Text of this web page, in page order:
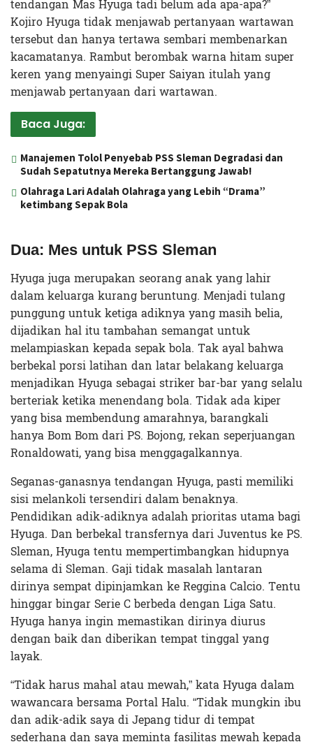
tendangan Mas Hyuga tadi belum ada apa-apa?”
Kojiro Hyuga tidak menjawab pertanyaan wartawan
tersebut dan hanya tertawa sembari membenarkan
kacamatanya. Rambut berombak warna hitam super
keren yang menyaingi Super Saiyan itulah yang
menjawab pertanyaan dari wartawan.
Baca Juga:
Manajemen Tolol Penyebab PSS Sleman Degradasi dan
Sudah Sepatutnya Mereka Bertanggung Jawab!
Olahraga Lari Adalah Olahraga yang Lebih “Drama”
ketimbang Sepak Bola
Dua: Mes untuk PSS Sleman
Hyuga juga merupakan seorang anak yang lahir
dalam keluarga kurang beruntung. Menjadi tulang
punggung untuk ketiga adiknya yang masih belia,
dijadikan hal itu tambahan semangat untuk
melampiaskan kepada sepak bola. Tak ayal bahwa
berbekal porsi latihan dan latar belakang keluarga
menjadikan Hyuga sebagai striker bar-bar yang selalu
berteriak ketika menendang bola. Tidak ada kiper
yang bisa membendung amarahnya, barangkali
hanya Bom Bom dari PS. Bojong, rekan seperjuangan
Ronaldowati, yang bisa menggagalkannya.
Seganas-ganasnya tendangan Hyuga, pasti memiliki
sisi melankoli tersendiri dalam benaknya.
Pendidikan adik-adiknya adalah prioritas utama bagi
Hyuga. Dan berbekal transfernya dari Juventus ke PS.
Sleman, Hyuga tentu mempertimbangkan hidupnya
selama di Sleman. Gaji tidak masalah lantaran
dirinya sempat dipinjamkan ke Reggina Calcio. Tentu
hinggar bingar Serie C berbeda dengan Liga Satu.
Hyuga hanya ingin memastikan dirinya diurus
dengan baik dan diberikan tempat tinggal yang
layak.
“Tidak harus mahal atau mewah,” kata Hyuga dalam
wawancara bersama Portal Halu. “Tidak mungkin ibu
dan adik-adik saya di Jepang tidur di tempat
sederhana dan saya meminta fasilitas mewah kepada